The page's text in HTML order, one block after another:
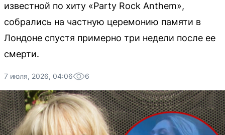
известной по хиту «Party Rock Anthem»,
собрались на частную церемонию памяти в
Лондоне спустя примерно три недели после ее
смерти.
7 июля, 2026, 04:06 6